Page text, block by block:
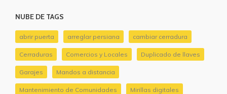
NUBE DE TAGS
abrir puerta arreglar persiana cambiar cerradura
Cerraduras Comercios y Locales Duplicado de llaves
Garajes Mandos a distancia
Mantenimiento de Comunidades Mirillas digitales